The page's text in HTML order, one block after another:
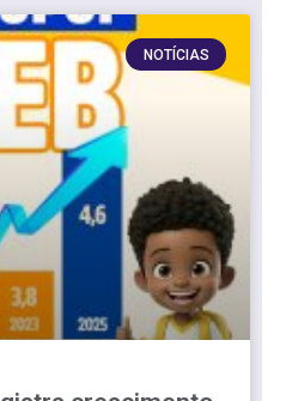
NOTÍCIAS